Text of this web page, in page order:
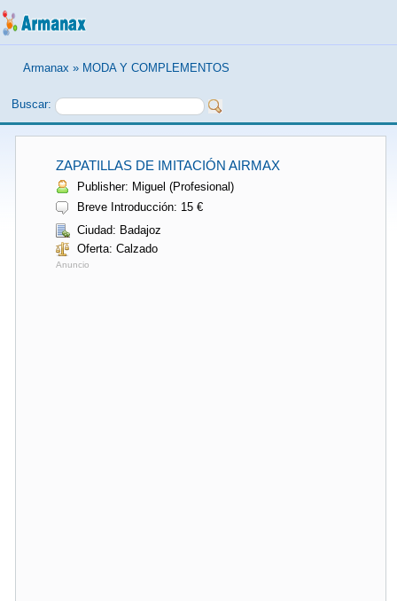
Armanax » MODA Y COMPLEMENTOS
Buscar:
ZAPATILLAS DE IMITACIÓN AIRMAX
Publisher: Miguel (Profesional)
Breve Introducción: 15 €
Ciudad: Badajoz
Oferta: Calzado
Anuncio